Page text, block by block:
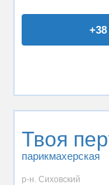
+38
Твоя
парикмахерская
р-н. Сиховский